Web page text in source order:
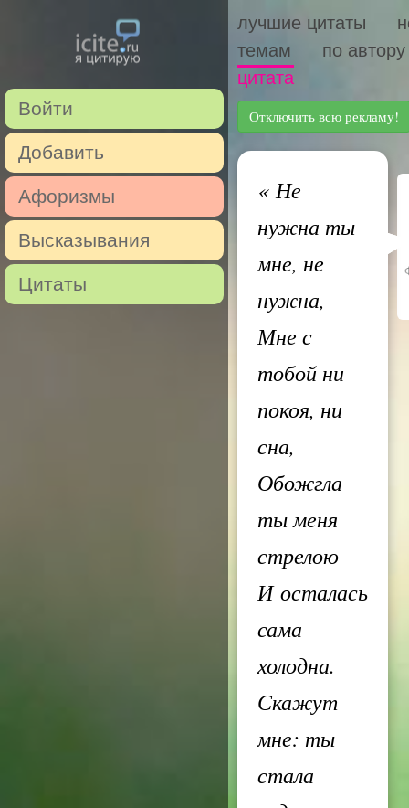
Войти
Добавить
Афоризмы
Высказывания
Цитаты
лучшие цитаты
темам
по автору
цитата
Отключить всю рекламу!
«Не
нужна ты
мне, не
нужна,
Мне с
тобой ни
покоя, ни
сна,
Обожгла
ты меня
стрелою
И осталась
сама
холодна.
Скажут
мне: ты
стала